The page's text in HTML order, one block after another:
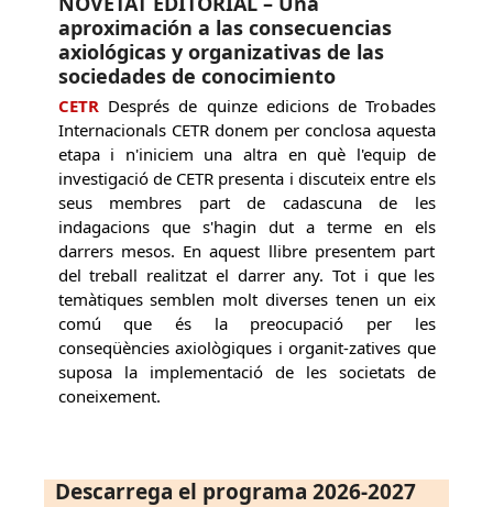
aproximación a las consecuencias
axiológicas y organizativas de las
sociedades de conocimiento
CETR Després de quinze edicions de Trobades
Internacionals CETR donem per conclosa aquesta
etapa i n'iniciem una altra en què l'equip de
investigació de CETR presenta i discuteix entre els
seus membres part de cadascuna de les
indagacions que s'hagin dut a terme en els
darrers mesos. En aquest llibre presentem part
del treball realitzat el darrer any. Tot i que les
temàtiques semblen molt diverses tenen un eix
comú que és la preocupació per les
conseqüències axiològiques i organit-zatives que
suposa la implementació de les societats de
coneixement.
Descarrega el programa 2026-2027